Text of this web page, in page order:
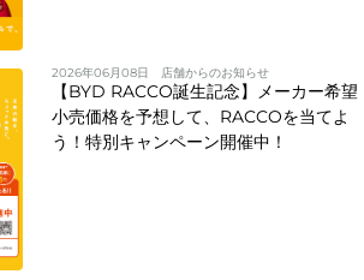
2026年06月08日 店舗からのお知らせ
【BYD RACCO誕生記念】メーカー希望
小売価格を予想して、RACCOを当てよ
う！特別キャンペーン開催中！